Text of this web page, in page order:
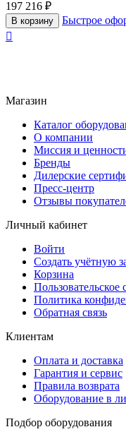
197 216 ₽
В корзину
Быстрое

Магазин
Каталог
О компании
Миссия и
Бренды
Дилерские
Пресс-центр
Отзывы
Личный кабинет
Войти
Создать учётную
Корзина
Пользовательское
Политика
Обратная связь
Клиентам
Оплата и доставка
Гарантия и сервис
Правила возврата
Оборудование в
Подбор оборудования